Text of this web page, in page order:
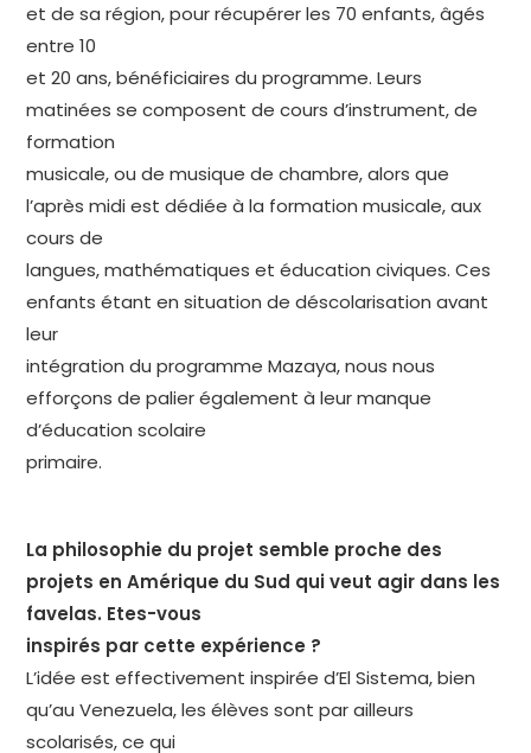
et de sa région, pour récupérer les 70 enfants, âgés
entre 10
et 20 ans, bénéficiaires du programme. Leurs
matinées se composent de cours d’instrument, de
formation
musicale, ou de musique de chambre, alors que
l’après midi est dédiée à la formation musicale, aux
cours de
langues, mathématiques et éducation civiques. Ces
enfants étant en situation de déscolarisation avant
leur
intégration du programme Mazaya, nous nous
efforçons de palier également à leur manque
d’éducation scolaire
primaire.
La philosophie du projet semble proche des
projets en Amérique du Sud qui veut agir dans les
favelas. Etes-vous
inspirés par cette expérience ?
L’idée est effectivement inspirée d’El Sistema, bien
qu’au Venezuela, les élèves sont par ailleurs
scolarisés, ce qui